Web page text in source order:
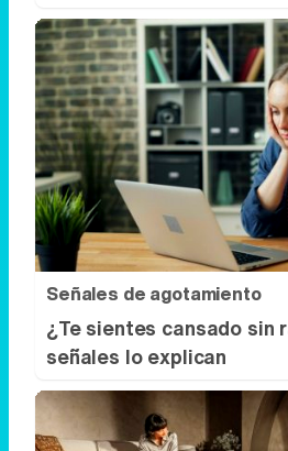
Señales de agotamiento
¿Te sientes cansado sin
señales lo explican